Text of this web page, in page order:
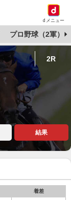
dメニュー
プロ野球（2軍）
2R
結果
着差